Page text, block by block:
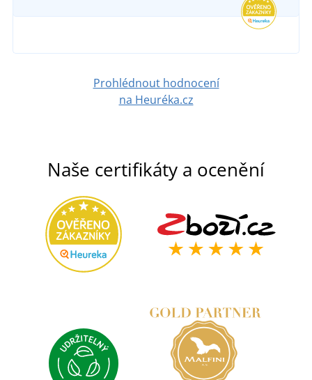
Prohlédnout hodnocení
na Heuréka.cz
Naše certifikáty a ocenění